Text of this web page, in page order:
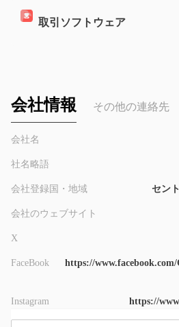
取引ソフトウェア
会社情報 その他の連絡先
会社名
社名略語
会社登録国・地域 セン
会社のウェブサイト
X
FaceBook
https://www.facebook.com/
Instagram https://